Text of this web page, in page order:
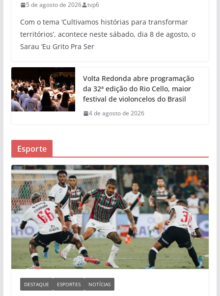
5 de agosto de 2026 tvp6
Com o tema ‘Cultivamos histórias para transformar
territórios’, acontece neste sábado, dia 8 de agosto, o
Sarau ‘Eu Grito Pra Ser
Volta Redonda abre programação
da 32ª edição do Rio Cello, maior
festival de violoncelos do Brasil
4 de agosto de 2026
Esporte
DESTAQUE ESPORTES NOTÍCIAS